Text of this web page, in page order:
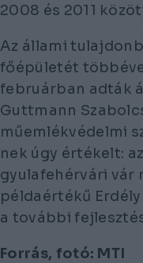
2008 és 2011
Az állami
főépületét
februárban adták
Guttmann
műemlékvédelmi
nek úgy értékelt:
gyulafehérvári vár
példaértékű
a további
Forrás, fotó: MTI